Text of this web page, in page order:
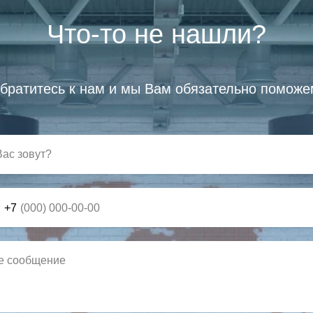
Что-то не нашли?
к нам и мы Вам обязательно
+7